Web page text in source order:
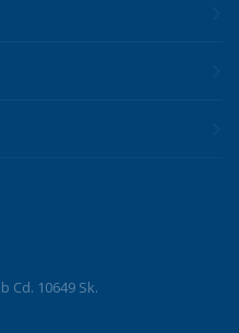
Cd. 10649 Sk.